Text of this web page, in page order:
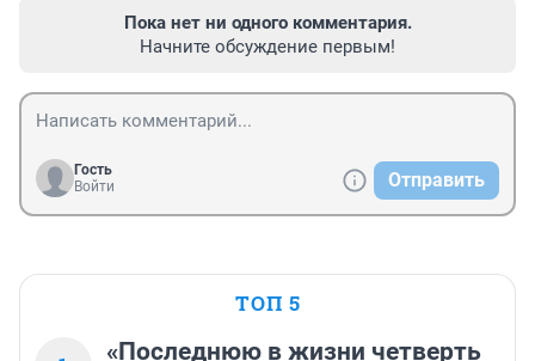
Пока нет ни одного комментария.
Начните обсуждение первым!
Гость
Войти
Отправить
ТОП 5
«Последнюю в жизни четверть